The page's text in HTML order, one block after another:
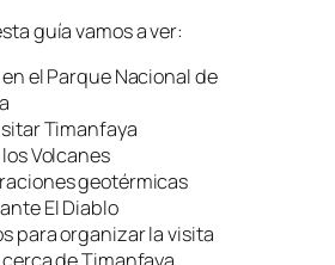
guía vamos a ver:
en el Parque Nacional de
Timanfaya
Volcanes
geotérmicas
El Diablo
para organizar la visita